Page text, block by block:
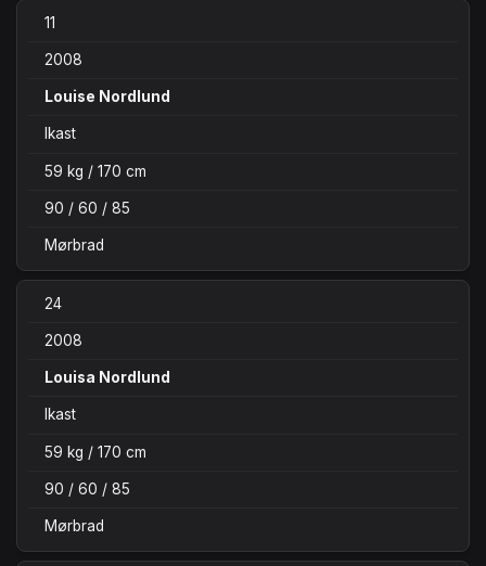
11
2008
Louise Nordlund
Ikast
59 kg / 170 cm
90 / 60 / 85
Mørbrad
24
2008
Louisa Nordlund
Ikast
59 kg / 170 cm
90 / 60 / 85
Mørbrad